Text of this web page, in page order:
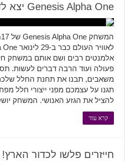
Genesis Alpha One יצא לדרך ב-29 לינואר
אלמנטים רבים ושם אותם במשחק
פעולה ועוד הרבה דברים לעשות.
משאבים, תבנו את תחנת החלל
תגנו על עצמכם מפני ייצורי חלל
להציל את הגזע האנושי. המשחק
קרא עוד
חייזרים פלשו לכדור